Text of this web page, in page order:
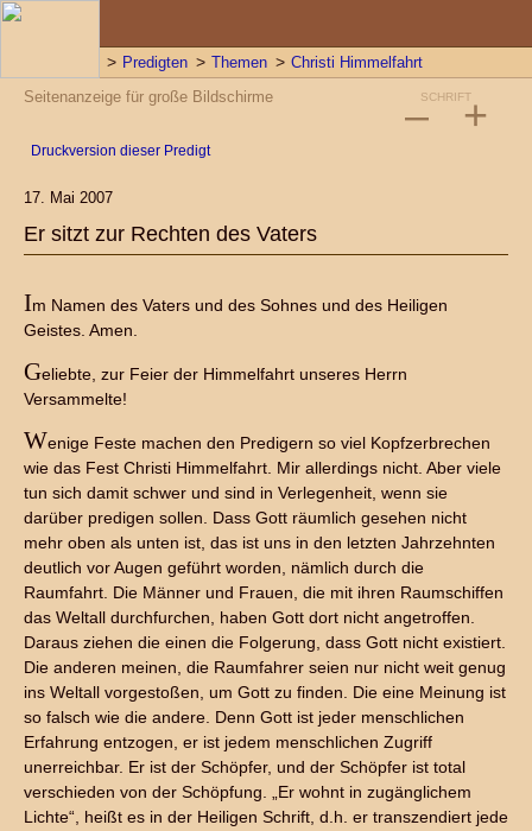
Predigten Themen Christi Himmelfahrt
17. Mai 2007
Er sitzt zur Rechten des Vaters
Im Namen des Vaters und des Sohnes und des Heiligen
Geistes. Amen.
Geliebte, zur Feier der Himmelfahrt unseres Herrn
Versammelte!
Wenige Feste machen den Predigern so viel Kopfzerbrechen
wie das Fest Christi Himmelfahrt. Mir allerdings nicht. Aber viele
tun sich damit schwer und sind in Verlegenheit, wenn sie
darüber predigen sollen. Dass Gott räumlich gesehen nicht
mehr oben als unten ist, das ist uns in den letzten Jahrzehnten
deutlich vor Augen geführt worden, nämlich durch die
Raumfahrt. Die Männer und Frauen, die mit ihren Raumschiffen
das Weltall durchfurchen, haben Gott dort nicht angetroffen.
Daraus ziehen die einen die Folgerung, dass Gott nicht existiert.
Die anderen meinen, die Raumfahrer seien nur nicht weit genug
ins Weltall vorgestoßen, um Gott zu finden. Die eine Meinung ist
so falsch wie die andere. Denn Gott ist jeder menschlichen
Erfahrung entzogen, er ist jedem menschlichen Zugriff
unerreichbar. Er ist der Schöpfer, und der Schöpfer ist total
verschieden von der Schöpfung. „Er wohnt in zugänglichem
Lichte“, heißt es in der Heiligen Schrift, d.h. er transzendiert jede
SCHRIFT
– +
Seitenanzeige für große Bildschirme
Druckversion dieser Predigt